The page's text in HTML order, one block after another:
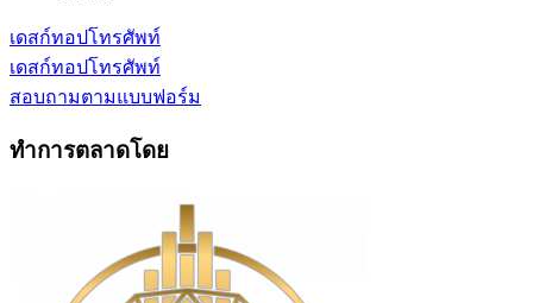
เดสก์ทอปโทรศัพท์
เดสก์ทอปโทรศัพท์
สอบถามตามแบบฟอร์ม
ทำการตลาดโดย